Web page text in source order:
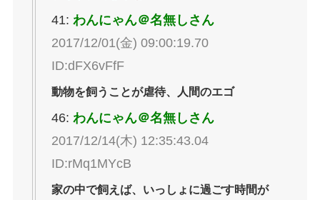
41: わんにゃん＠名無しさん
2017/12/01(金) 09:00:19.70
ID:dFX6vFfF
動物を飼うことが虐待、人間のエゴ
46: わんにゃん＠名無しさん
2017/12/14(木) 12:35:43.04
ID:rMq1MYcB
家の中で飼えば、いっしょに過ごす時間が